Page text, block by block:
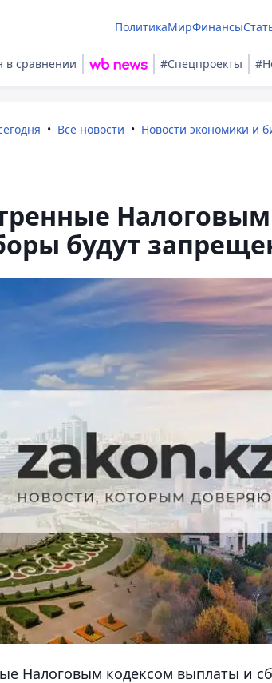
ПолитикаМирФинансы
в сравнении #Спецпроекты
Все новости Новости экономики и
будут
Налоговым кодексом выплаты и